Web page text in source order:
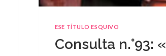
ESE TÍTULO ESQUIVO
Consulta n.°93: